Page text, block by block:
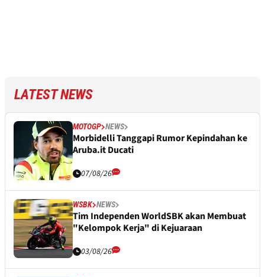
LATEST NEWS
MOTOGP NEWS
Morbidelli Tanggapi Rumor Kepindahan ke
Aruba.it Ducati
07/08/26
WSBK NEWS
Tim Independen WorldSBK akan Membuat
"Kelompok Kerja" di Kejuaraan
03/08/26